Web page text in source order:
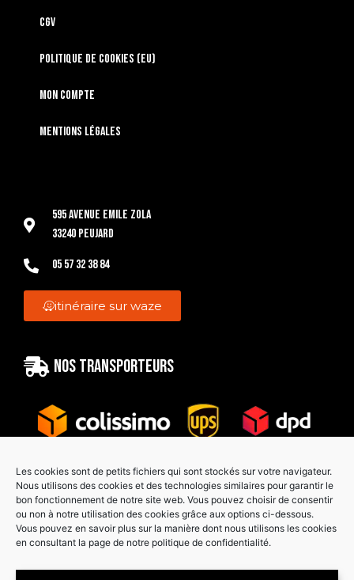
Les cookies sont de petits fichiers qui sont stockés sur votre navigateur.
Nous utilisons des cookies et des technologies similaires pour garantir le
bon fonctionnement de notre site web. Vous pouvez choisir de consentir
ou non à notre utilisation des cookies grâce aux options ci-dessous.
Vous pouvez en savoir plus sur la manière dont nous utilisons les cookies
en consultant la page de notre politique de confidentialité.
CGV
Politique de cookies (EU)
Mon compte
Mentions légales
595 Avenue Emile Zola
33240 Peujard
05 57 32 38 84
itinéraire sur waze
Nos transporteurs
Paiement sécurisé